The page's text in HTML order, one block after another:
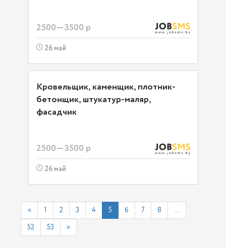
2500—3500 р
26 май
Кровельщик, каменщик, плотник-
бетонщик, штукатур-маляр,
фасадчик
2500—3500 р
26 май
« 1 2 3 4 5 6 7 8 ...
52 53 »